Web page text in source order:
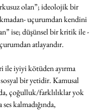
olan”; ideolojik bir
uçurumdan kendini
ise; düşünsel bir kritik ile -
atlayandır.
ile iyiyi kötüden ayırma
bir yetidir. Kamusal
çoğulluk/farklılıklar yok
kalmadığında,